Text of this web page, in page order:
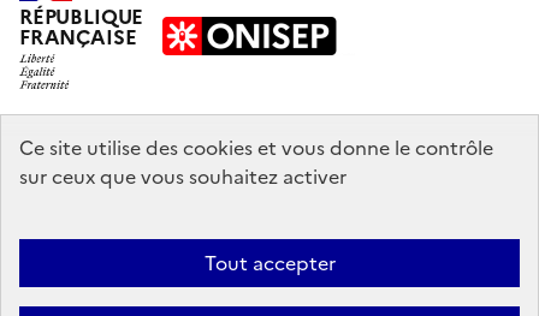
Ce site utilise des cookies et vous donne le contrôle
sur ceux que vous souhaitez activer
Tout accepter
RÉPUBLIQUE
FRANÇAISE
education.gouv.fr
enseignementsup-recherche.gouv.fr